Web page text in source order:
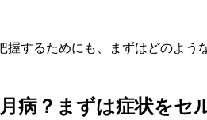
握するためにも、まずはどのよう
病？まずは症状をセ